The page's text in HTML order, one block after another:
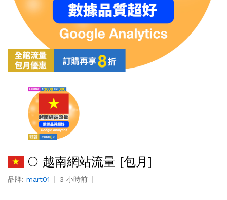
🌕 越南網站流量 [包月]
品牌: mart01 3 小時前